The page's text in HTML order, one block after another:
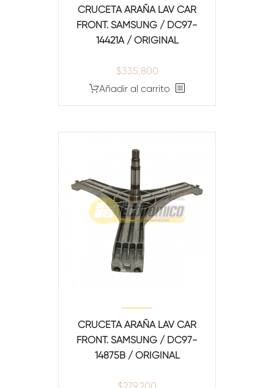
CRUCETA ARAÑA LAV CAR
FRONT. SAMSUNG / DC97-
14421A / ORIGINAL
$335,800
Añadir al carrito
CRUCETA ARAÑA LAV CAR
FRONT. SAMSUNG / DC97-
14875B / ORIGINAL